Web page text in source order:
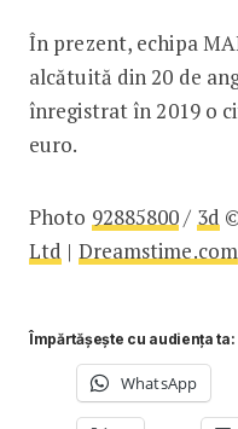
În prezent, echipa
alcătuită din 20 de
înregistrat în 2019 o
euro.
Photo 92885800/ 3d
Ltd | Dreamstime.com
Împărtășește cu audiența ta:
WhatsApp